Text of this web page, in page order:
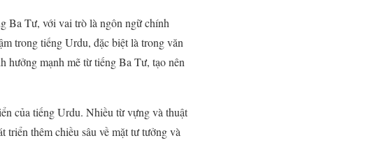
Ba Tư, với vai trò là ngôn ngữ chính
trong tiếng Urdu, đặc biệt là trong văn
hưởng mạnh mẽ từ tiếng Ba Tư, tạo nên
của tiếng Urdu. Nhiều từ vựng và thuật
thêm chiều sâu về mặt tư tưởng và